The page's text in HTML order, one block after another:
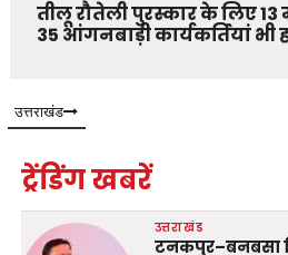
तीलू रौतेली पुरस्कार के लिए
35 आंगनबाड़ी कार्यकर्तियां भी
उत्तराखंड
ट्रेंडिंग खबरें
उत्तराखंड
टनकपुर–बनबसा